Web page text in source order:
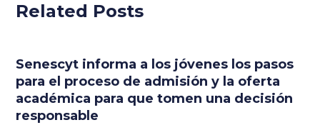
Related Posts
Senescyt informa a los jóvenes los pasos
para el proceso de admisión y la oferta
académica para que tomen una decisión
responsable